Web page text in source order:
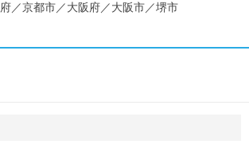
府／京都市／大阪府／大阪市／堺市